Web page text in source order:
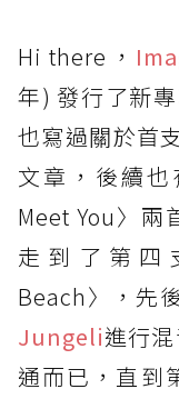
Hi there，
年) 發行了新
也寫過關於首
文章，後續
Meet You〉兩
走到了第四
Beach〉，先
Jungeli進行
通而已，直到